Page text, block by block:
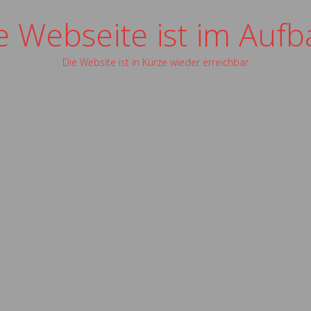
Webseite ist im
Die Website ist in Kürze wieder erreichbar